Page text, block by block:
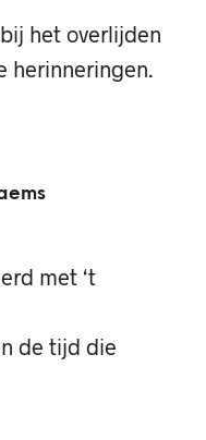
het overlijden
herinneringen.
met ‘t
de tijd die